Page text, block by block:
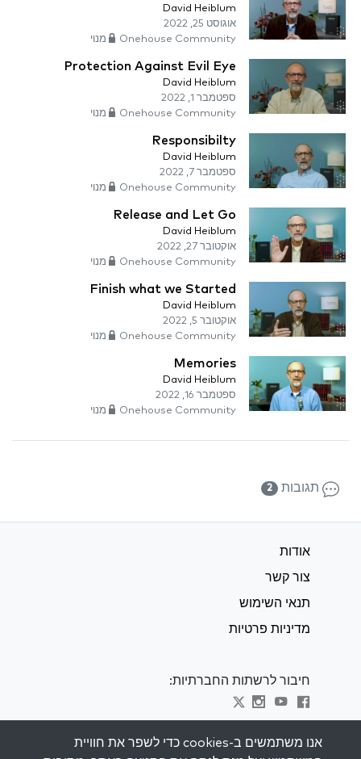
David Heiblum
אוגוסט 25, 2022
Onehouse Community מנוי
Protection Against Evil Eye
David Heiblum
ספטמבר 1, 2022
Onehouse Community מנוי
Responsibilty
David Heiblum
ספטמבר 7, 2022
Onehouse Community מנוי
Release and Let Go
David Heiblum
אוקטובר 27, 2022
Onehouse Community מנוי
Finish what we Started
David Heiblum
אוקטובר 5, 2022
Onehouse Community מנוי
Memories
David Heiblum
ספטמבר 16, 2022
Onehouse Community מנוי
תגובות 2
אודות
צור קשר
תנאי השימוש
מדיניות פרטיות
חיבור לרשתות החברתיות:
אנו משתמשים ב-cookies כדי לשפר את חוויית